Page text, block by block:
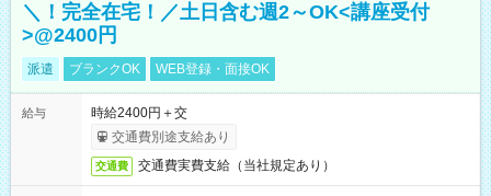
＼！完全在宅！／土日含む週2～OK<講座受付
>@2400円
派遣 ブランクOK WEB登録・面接OK
給与
時給2400円＋交
交通費別途支給あり
交通費 交通費実費支給（当社規定あり）